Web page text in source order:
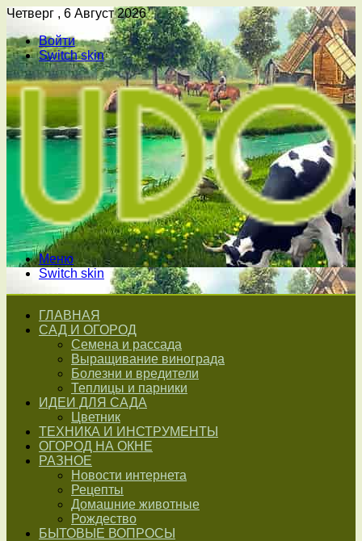
Четверг , 6 Август 2026
Войти
Switch skin
Меню
Switch skin
ГЛАВНАЯ
САД И ОГОРОД
Семена и рассада
Выращивание винограда
Болезни и вредители
Теплицы и парники
ИДЕИ ДЛЯ САДА
Цветник
ТЕХНИКА И ИНСТРУМЕНТЫ
ОГОРОД НА ОКНЕ
РАЗНОЕ
Новости интернета
Рецепты
Домашние животные
Рождество
БЫТОВЫЕ ВОПРОСЫ